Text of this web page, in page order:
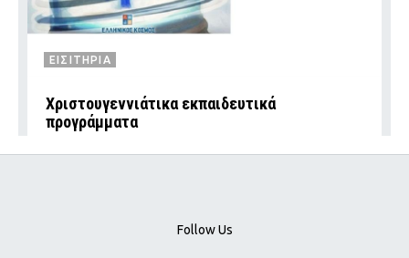
ΕΙΣΙΤΗΡΙΑ
Χριστουγεννιάτικα εκπαιδευτικά
προγράμματα
Follow Us